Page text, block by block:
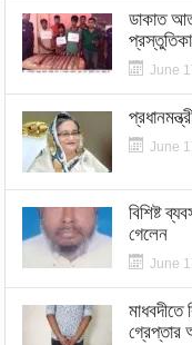
ডাকাত
June
June
বিশিষ্ট
গেলেন
June
গ্রেপ্তার